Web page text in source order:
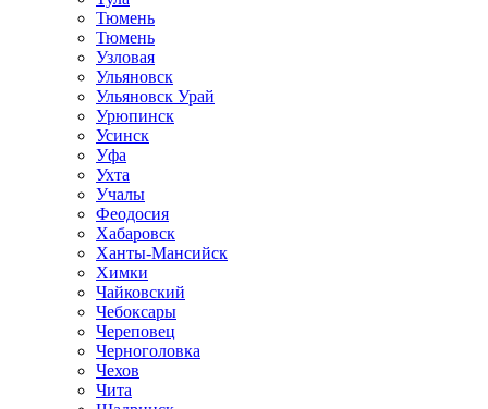
Тюмень
Тюмень
Узловая
Ульяновск
Ульяновск Урай
Урюпинск
Усинск
Уфа
Ухта
Учалы
Феодосия
Хабаровск
Ханты-Мансийск
Химки
Чайковский
Чебоксары
Череповец
Черноголовка
Чехов
Чита